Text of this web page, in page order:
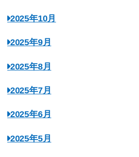
2025年10月
2025年9月
2025年8月
2025年7月
2025年6月
2025年5月